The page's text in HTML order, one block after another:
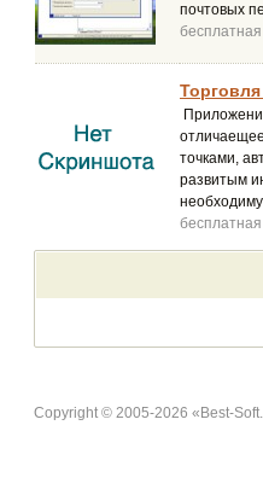
почтовых
бесплатная
точками,
развитым
бесплатная
Copyright © 2005-2026 «Best-